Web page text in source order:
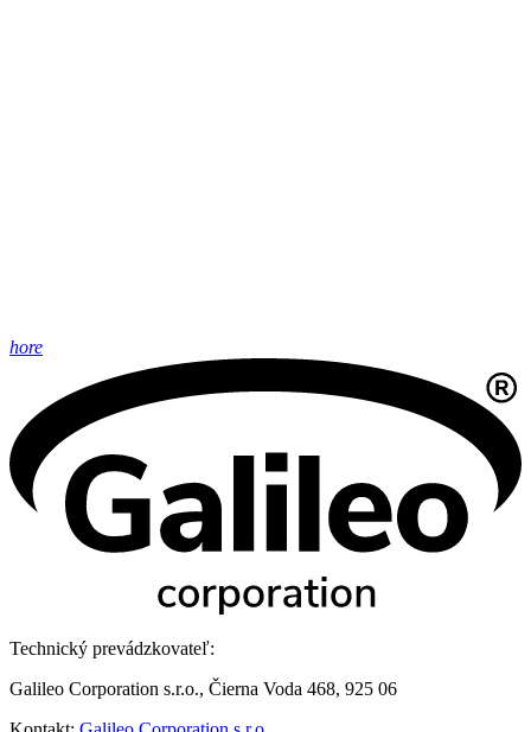
hore
Technický prevádzkovateľ:
Galileo Corporation s.r.o., Čierna Voda 468, 925 06